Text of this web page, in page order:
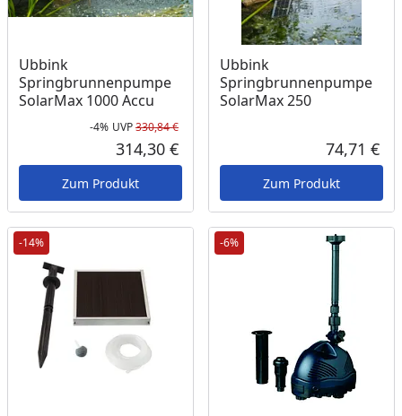
Ubbink
Springbrunnenpumpe
SolarMax 1000 Accu
Rabatt in Prozent
-4%
Ursprünglicher Preis
UVP330,84 €
Aktueller Preis
314,30 €
Zum Produkt
Ubbink
Springbrunnenpumpe
SolarMax 250
74,71 €
Zum Produkt
-14% -6%